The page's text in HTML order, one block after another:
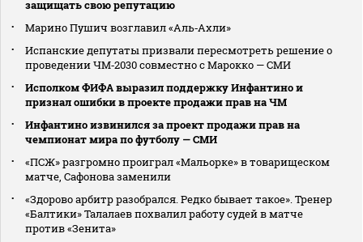
защищать свою репутацию
Марино Пушич возглавил «Аль‑Ахли»
Испанские депутаты призвали пересмотреть решение о
проведении ЧМ‑2030 совместно с Марокко — СМИ
Исполком ФИФА выразил поддержку Инфантино и
признал ошибки в проекте продажи прав на ЧМ
Инфантино извинился за проект продажи прав на
чемпионат мира по футболу — СМИ
«ПСЖ» разгромно проиграл «Мальорке» в товарищеском
матче, Сафонова заменили
«Здорово арбитр разобрался. Редко бывает такое». Тренер
«Балтики» Талалаев похвалил работу судей в матче
против «Зенита»